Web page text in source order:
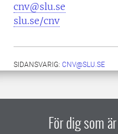
cnv@slu.se
slu.se/cnv
SIDANSVARIG: CNV@SLU.SE
För dig som är